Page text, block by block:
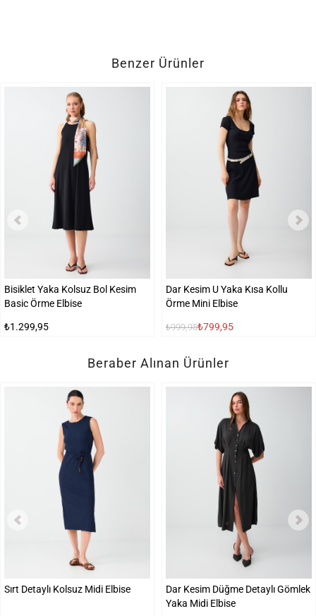
Benzer Ürünler
Bisiklet Yaka Kolsuz Bol Kesim
Basic Örme Elbise
₺1.299,95
Dar Kesim U Yaka Kısa Kollu
Örme Mini Elbise
₺999,95₺799,95
Beraber Alınan Ürünler
Sırt Detaylı Kolsuz Midi Elbise
Dar Kesim Düğme Detaylı Gömlek
Yaka Midi Elbise